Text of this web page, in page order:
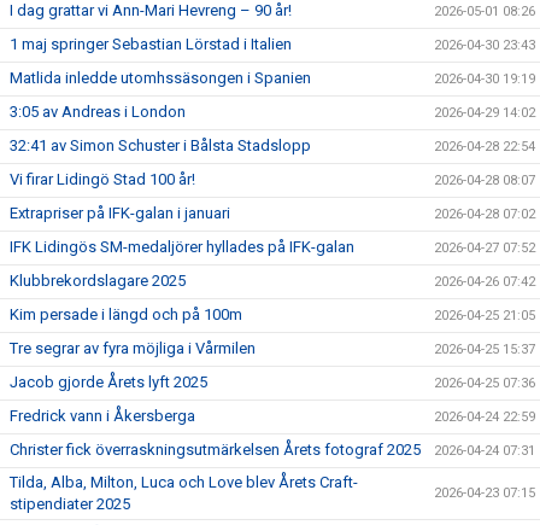
I dag grattar vi Ann-Mari Hevreng – 90 år! 2026-05-01 08:26
1 maj springer Sebastian Lörstad i Italien 2026-04-30 23:43
Matlida inledde utomhssäsongen i Spanien 2026-04-30 19:19
3:05 av Andreas i London 2026-04-29 14:02
32:41 av Simon Schuster i Bålsta Stadslopp 2026-04-28 22:54
Vi firar Lidingö Stad 100 år! 2026-04-28 08:07
Extrapriser på IFK-galan i januari 2026-04-28 07:02
IFK Lidingös SM-medaljörer hyllades på IFK-galan 2026-04-27 07:52
Klubbrekordslagare 2025 2026-04-26 07:42
Kim persade i längd och på 100m 2026-04-25 21:05
Tre segrar av fyra möjliga i Vårmilen 2026-04-25 15:37
Jacob gjorde Årets lyft 2025 2026-04-25 07:36
Fredrick vann i Åkersberga 2026-04-24 22:59
Christer fick överraskningsutmärkelsen Årets fotograf 2025 2026-04-24 07:31
Tilda, Alba, Milton, Luca och Love blev Årets Craft-
stipendiater 2025
2026-04-23 07:15